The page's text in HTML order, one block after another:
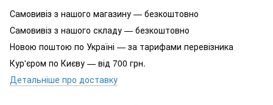
Самовивіз з нашого магазину — безкоштовно
Самовивіз з нашого складу — безкоштовно
Новою поштою по Україні — за тарифами перевізника
Кур'єром по Києву — від 700 грн.
Детальніше про доставку